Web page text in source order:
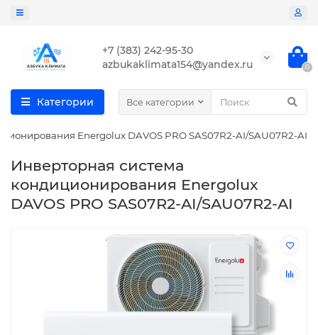
+7 (383) 242-95-30
azbukaklimata154@yandex.ru
0
Категории Все категории
Energolux DAVOS PRO SAS07R2-AI/SAU07R2-AI
Инверторная система
кондиционирования Energolux
DAVOS PRO SAS07R2-AI/SAU07R2-AI